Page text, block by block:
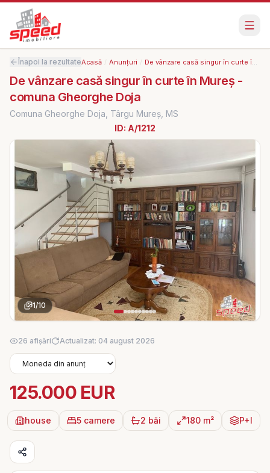
Înapoi la rezultateAcasă Anunțuri De vânzare casă singur în curte în Mureș - comuna Gheorghe Doja
De vânzare casă singur în curte în Mureș -
comuna Gheorghe Doja
Comuna Gheorghe Doja, Târgu Mureș, MS
ID: A/1212
1/10
26 afișări Actualizat: 04 august 2026
125.000 EUR
house 5 camere 2 băi 180 m² P+I